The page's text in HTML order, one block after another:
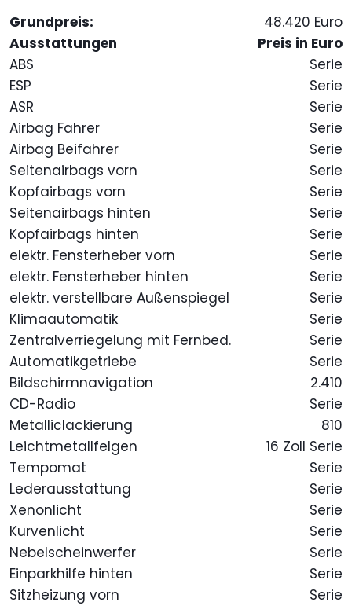
Grundpreis:
48.420 Euro
Ausstattungen
Preis in Euro
ABS
Serie
ESP
Serie
ASR
Serie
Airbag Fahrer
Serie
Airbag Beifahrer
Serie
Seitenairbags vorn
Serie
Kopfairbags vorn
Serie
Seitenairbags hinten
Serie
Kopfairbags hinten
Serie
elektr. Fensterheber vorn
Serie
elektr. Fensterheber hinten
Serie
elektr. verstellbare Außenspiegel
Serie
Klimaautomatik
Serie
Zentralverriegelung mit Fernbed.
Serie
Automatikgetriebe
Serie
Bildschirmnavigation
2.410
CD-Radio
Serie
Metalliclackierung
810
Leichtmetallfelgen
16 Zoll Serie
Tempomat
Serie
Lederausstattung
Serie
Xenonlicht
Serie
Kurvenlicht
Serie
Nebelscheinwerfer
Serie
Einparkhilfe hinten
Serie
Sitzheizung vorn
Serie